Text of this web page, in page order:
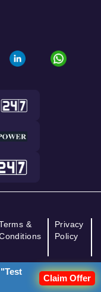
&
Privacy
Policy
Claim Offer